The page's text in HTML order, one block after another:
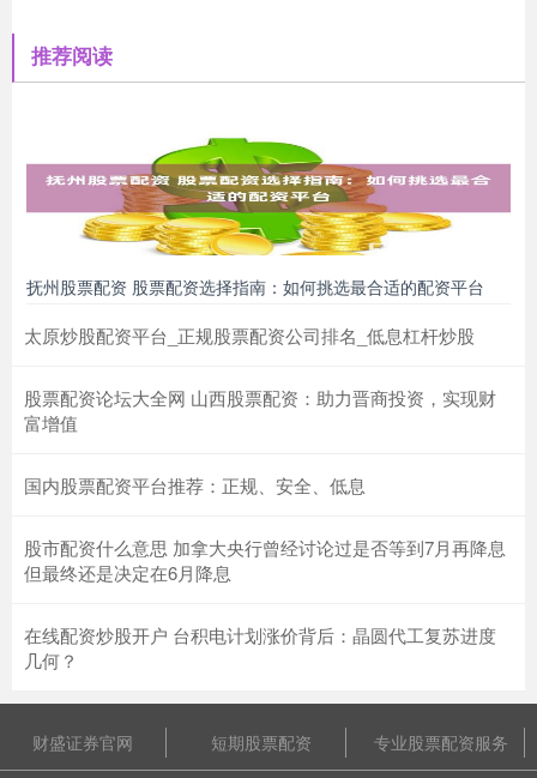
推荐阅读
抚州股票配资 股票配资选择指南：如何挑选最合适的配资平台
太原炒股配资平台_正规股票配资公司排名_低息杠杆炒股
股票配资论坛大全网 山西股票配资：助力晋商投资，实现财
富增值
国内股票配资平台推荐：正规、安全、低息
股市配资什么意思 加拿大央行曾经讨论过是否等到7月再降息
但最终还是决定在6月降息
在线配资炒股开户 台积电计划涨价背后：晶圆代工复苏进度
几何？
财盛证券官网 短期股票配资 专业股票配资服务